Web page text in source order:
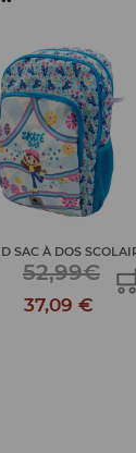
SAC À DOS
52,99€
37,09 €